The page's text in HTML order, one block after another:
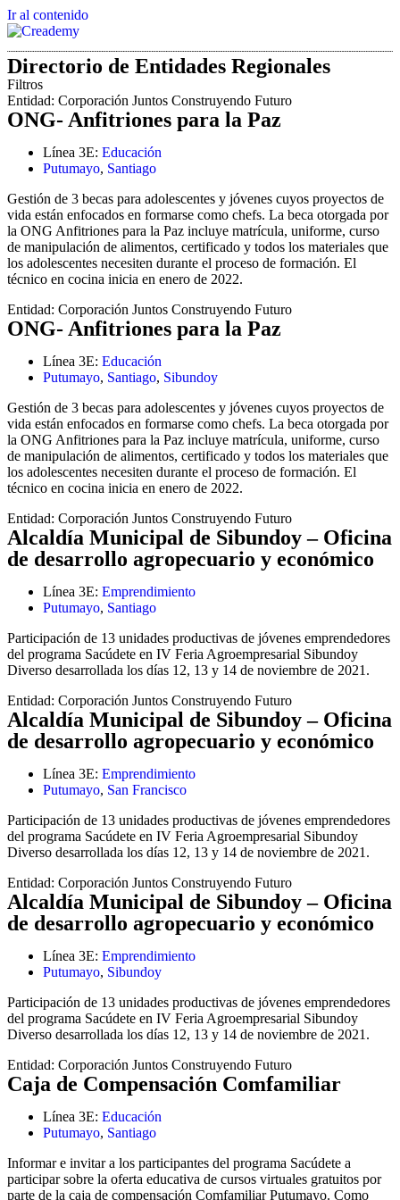
Ir al contenido
Directorio de Entidades Regionales
Filtros
Entidad: Corporación Juntos Construyendo Futuro
ONG- Anfitriones para la Paz
Línea 3E: Educación
Putumayo, Santiago
Gestión de 3 becas para adolescentes y jóvenes cuyos proyectos de
vida están enfocados en formarse como chefs. La beca otorgada por
la ONG Anfitriones para la Paz incluye matrícula, uniforme, curso
de manipulación de alimentos, certificado y todos los materiales que
los adolescentes necesiten durante el proceso de formación. El
técnico en cocina inicia en enero de 2022.
Entidad: Corporación Juntos Construyendo Futuro
ONG- Anfitriones para la Paz
Línea 3E: Educación
Putumayo, Santiago, Sibundoy
Gestión de 3 becas para adolescentes y jóvenes cuyos proyectos de
vida están enfocados en formarse como chefs. La beca otorgada por
la ONG Anfitriones para la Paz incluye matrícula, uniforme, curso
de manipulación de alimentos, certificado y todos los materiales que
los adolescentes necesiten durante el proceso de formación. El
técnico en cocina inicia en enero de 2022.
Entidad: Corporación Juntos Construyendo Futuro
Alcaldía Municipal de Sibundoy – Oficina
de desarrollo agropecuario y económico
Línea 3E: Emprendimiento
Putumayo, Santiago
Participación de 13 unidades productivas de jóvenes emprendedores
del programa Sacúdete en IV Feria Agroempresarial Sibundoy
Diverso desarrollada los días 12, 13 y 14 de noviembre de 2021.
Entidad: Corporación Juntos Construyendo Futuro
Alcaldía Municipal de Sibundoy – Oficina
de desarrollo agropecuario y económico
Línea 3E: Emprendimiento
Putumayo, San Francisco
Participación de 13 unidades productivas de jóvenes emprendedores
del programa Sacúdete en IV Feria Agroempresarial Sibundoy
Diverso desarrollada los días 12, 13 y 14 de noviembre de 2021.
Entidad: Corporación Juntos Construyendo Futuro
Alcaldía Municipal de Sibundoy – Oficina
de desarrollo agropecuario y económico
Línea 3E: Emprendimiento
Putumayo, Sibundoy
Participación de 13 unidades productivas de jóvenes emprendedores
del programa Sacúdete en IV Feria Agroempresarial Sibundoy
Diverso desarrollada los días 12, 13 y 14 de noviembre de 2021.
Entidad: Corporación Juntos Construyendo Futuro
Caja de Compensación Comfamiliar
Línea 3E: Educación
Putumayo, Santiago
Informar e invitar a los participantes del programa Sacúdete a
participar sobre la oferta educativa de cursos virtuales gratuitos por
parte de la caja de compensación Comfamiliar Putumayo. Como